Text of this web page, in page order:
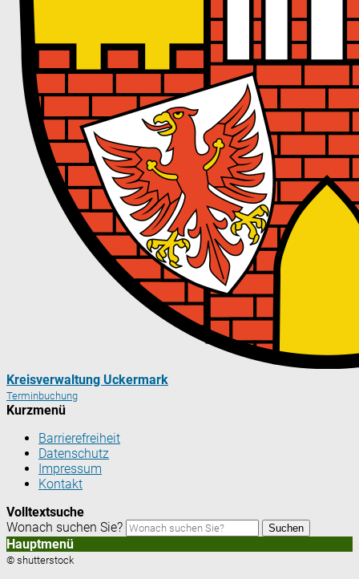
Kreisverwaltung Uckermark
Terminbuchung
Kurzmenü
Barrierefreiheit
Datenschutz
Impressum
Kontakt
Volltextsuche
Wonach suchen Sie?
Suchen
Hauptmenü
© shutterstock